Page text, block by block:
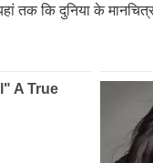
कि दुनिया के मानचित्र